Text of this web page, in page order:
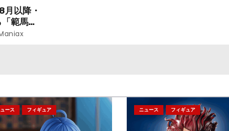
以降・
範馬勇
ース フィギュア ニュース フィギュア